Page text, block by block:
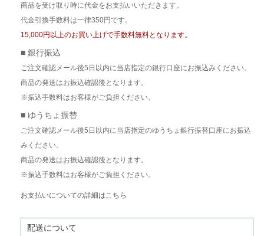
商品を受け取り時に代金をお支払いいただきます。
代金引換手数料は一律350円です。
15,000円以上のお買い上げで手数料無料となります。
■ 銀行振込
ご注文確認メール後5日以内に当店指定の銀行口座にお振込みください。
商品の発送はお振込確認後となります。
※振込手数料はお客様がご負担ください。
■ ゆうちょ振替
ご注文確認メール後5日以内に当店指定のゆうちょ銀行振替口座にお振込
みください。
商品の発送はお振込確認後となります。
※振込手数料はお客様がご負担ください。
お支払いについての詳細はこちら
配送について